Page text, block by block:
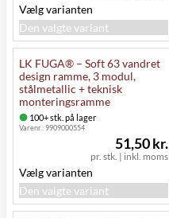
Vælg varianten
Den valgte variant
LK FUGA® – Soft 63 vandret
design ramme, 3 modul,
stålmetallic + teknisk
monteringsramme
100+ stk. på lager
Varenr.:9909000554
pr. stk. | inkl. moms
51,50 kr.
Vælg varianten
Den valgte variant